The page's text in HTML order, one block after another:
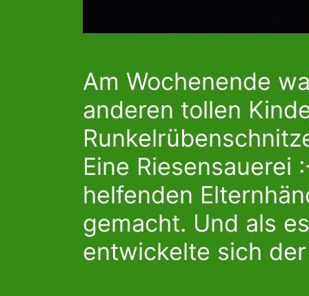
Am Wochenende
anderen tollen
Eine Riesensauerei
helfenden
gemacht. Und als
entwickelte sich